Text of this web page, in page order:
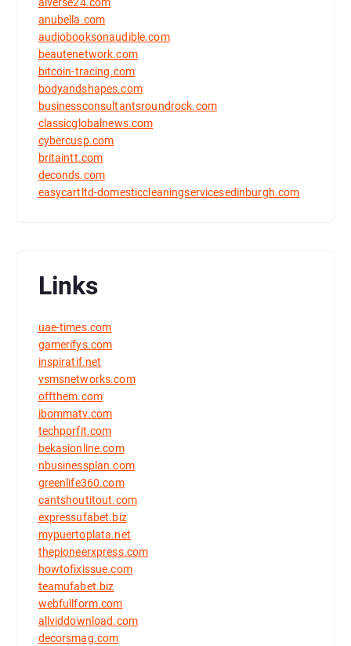
aiverse24.com
anubella.com
audiobooksonaudible.com
beautenetwork.com
bitcoin-tracing.com
bodyandshapes.com
businessconsultantsroundrock.com
classicglobalnews.com
cybercusp.com
britaintt.com
deconds.com
easycartltd-domesticcleaningservicesedinburgh.com
Links
uae-times.com
gamerifys.com
inspiratif.net
vsmsnetworks.com
offthem.com
ibommatv.com
techporfit.com
bekasionline.com
nbusinessplan.com
greenlife360.com
cantshoutitout.com
expressufabet.biz
mypuertoplata.net
thepioneerxpress.com
howtofixissue.com
teamufabet.biz
webfullform.com
allviddownload.com
decorsmag.com